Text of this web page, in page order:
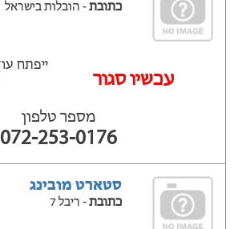
כתובת- הובלות בישראל
עכשיו סגור
מספר טלפון
072-253-0176
סטארט מובינג
כתובת- ריבל 7